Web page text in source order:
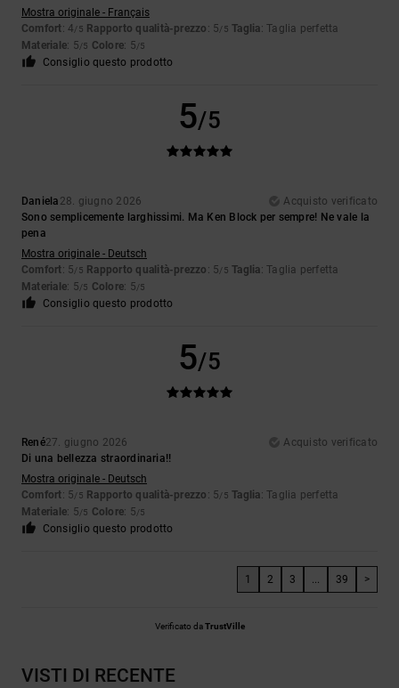
Mostra originale - Français
Comfort: 4/5 Rapporto qualità-prezzo : 5/5 Taglia: Taglia perfetta
Materiale: 5/5 Colore: 5/5
Consiglio questo prodotto
5/5
Daniela 28. giugno 2026
Acquisto verificato
Sono semplicemente larghissimi. Ma Ken Block per sempre! Ne vale la
pena
Mostra originale - Deutsch
Comfort: 5/5 Rapporto qualità-prezzo : 5/5 Taglia: Taglia perfetta
Materiale: 5/5 Colore: 5/5
Consiglio questo prodotto
5/5
René27. giugno 2026
Acquisto verificato
Di una bellezza straordinaria!!
Mostra originale - Deutsch
Comfort: 5/5 Rapporto qualità-prezzo : 5/5 Taglia: Taglia perfetta
Materiale: 5/5 Colore: 5/5
Consiglio questo prodotto
1 2 3 ... 39 >
Verificato daTrustVille
VISTI DI RECENTE